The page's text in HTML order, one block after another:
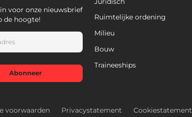
voor onze nieuwsbrief
de hoogte!
Abonneer
Ruimtelijke ordening
Milieu
Bouw
Traineeships
voorwaarden Privacystatement Cookiestatement